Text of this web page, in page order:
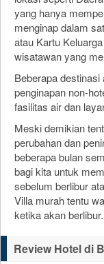
yang hanya
menginap dalam
atau Kartu
wisatawan yang
Beberapa
penginapan non-
fasilitas air dan
Meski demikian
perubahan dan
beberapa bulan
bagi kita untuk
sebelum berlibur
Villa murah tentu
ketika akan berlibur.
Review Hotel di